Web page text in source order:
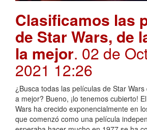
Clasificamos las
de Star Wars, de
la mejor. 02 de
2021 12:26
¿Busca todas las películas de Star
a mejor? Bueno, ¡lo tenemos cubierto!
Wars ha crecido exponencialmente en
que comenzó como una película